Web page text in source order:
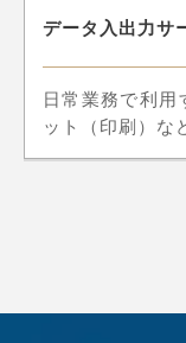
データ入出力サ
日常業務で利
ット（印刷）な